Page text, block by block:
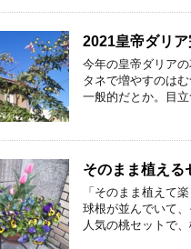
2021皇帝ダリア
今年の皇帝ダリア
タネで増やすのは
一般的だとか。目
そのまま植える
「そのまま植えて
球根が並んでいて
人気の桃セットで